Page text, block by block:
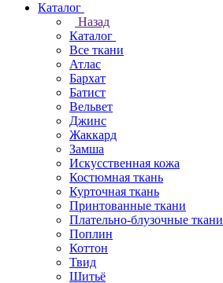
Каталог
Назад
Каталог
Все ткани
Атлас
Бархат
Батист
Вельвет
Джинс
Жаккард
Замша
Искусственная кожа
Костюмная ткань
Курточная ткань
Принтованные ткани
Плательно-блузочные ткани
Поплин
Коттон
Твид
Шитьё